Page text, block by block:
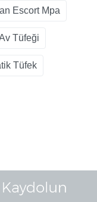
Escort Mpa
Tüfeği
Tüfek